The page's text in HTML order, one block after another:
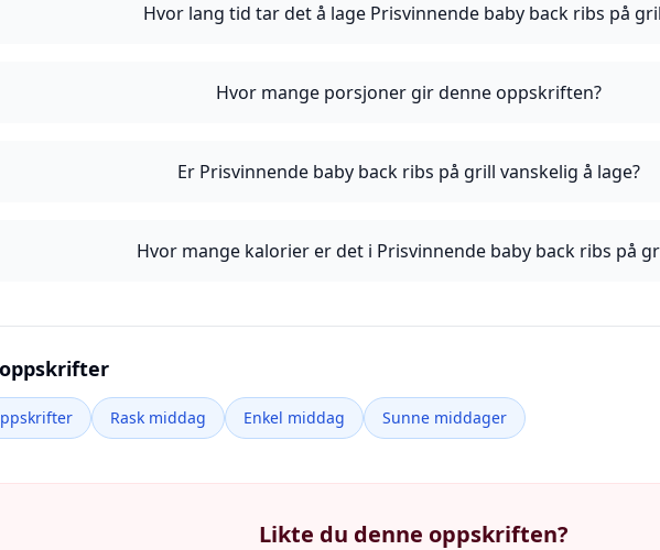
Hvor lang tid tar det å lage Prisvinnende baby back ribs på
Hvor mange porsjoner gir denne oppskriften?
Er Prisvinnende baby back ribs på grill vanskelig å lage?
Hvor mange kalorier er det i Prisvinnende baby back ribs på
Rask middag Enkel middag Sunne middager
Likte du denne oppskriften?